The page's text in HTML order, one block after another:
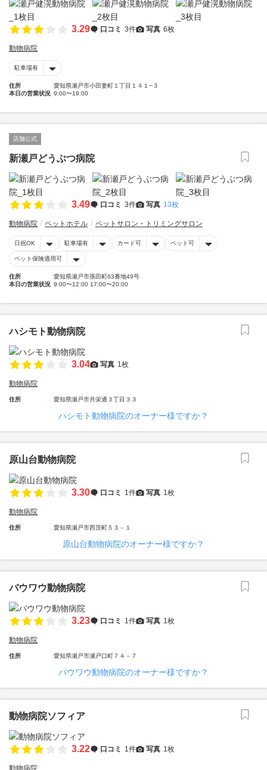
3.29 口コミ 3件 写真 6枚
動物病院
駐車場有
住所
愛知県瀬戸市小田妻町１丁目１４１−３
本日の営業状況 9:00〜19:00
店舗公式
新瀬戸どうぶつ病院
3.49 口コミ 3件 写真 13枚
動物病院 ペットホテル ペットサロン・トリミングサロン
日祝OK 駐車場有 カード可 ペット可
ペット保険適用可
住所
愛知県瀬戸市孫田町63番地49号
本日の営業状況 9:00〜12:00 17:00〜20:00
ハシモト動物病院
3.04 写真 1枚
動物病院
住所 愛知県瀬戸市共栄通３丁目３３
ハシモト動物病院のオーナー様ですか？
原山台動物病院
3.30 口コミ 1件 写真 1枚
動物病院
住所 愛知県瀬戸市西茨町５３－１
原山台動物病院のオーナー様ですか？
バウワウ動物病院
3.23 口コミ 1件 写真 1枚
動物病院
住所 愛知県瀬戸市瀬戸口町７４－７
バウワウ動物病院のオーナー様ですか？
動物病院ソフィア
3.22 口コミ 1件 写真 1枚
動物病院